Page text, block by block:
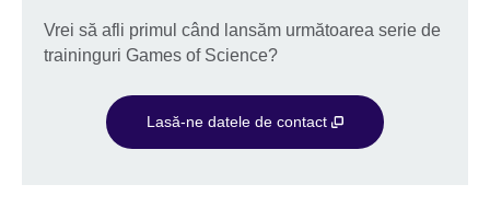
Vrei să afli primul când lansăm următoarea serie de
traininguri Games of Science?
Lasă-ne datele de contact